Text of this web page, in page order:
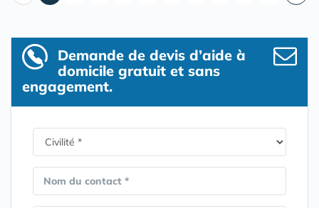
Demande de devis d’aide à
domicile gratuit et sans
engagement.
Nom du contact *